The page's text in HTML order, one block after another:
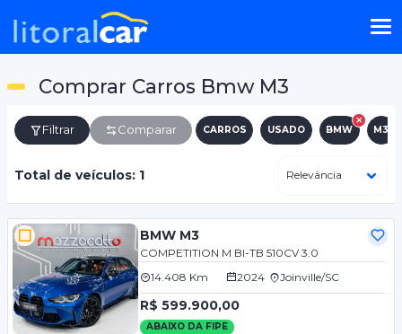
Comprar Carros Bmw M3
Filtrar Comparar CARROS USADO BMW M3
Total de veículos: 1
BMW M3
COMPETITION M BI-TB 510CV 3.0
14.408 Km
2024 Joinville/SC
R$ 599.900,00
ABAIXO DA FIPE